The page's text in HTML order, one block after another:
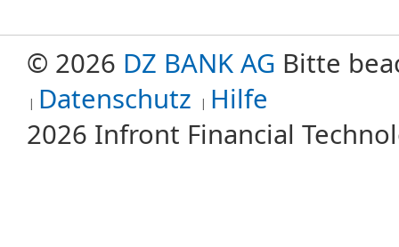
© 2026 DZ BANK AG Bitte
Datenschutz Hilfe
2026 Infront Financial